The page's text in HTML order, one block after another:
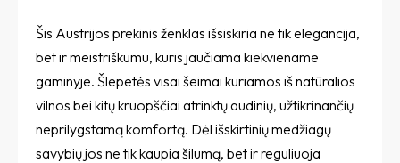
Šis Austrijos prekinis ženklas išsiskiria ne tik elegancija,
bet ir meistriškumu, kuris jaučiama kiekviename
gaminyje. Šlepetės visai šeimai kuriamos iš natūralios
vilnos bei kitų kruopščiai atrinktų audinių, užtikrinančių
neprilygstamą komfortą. Dėl išskirtinių medžiagų
savybių jos ne tik kaupia šilumą, bet ir reguliuoja